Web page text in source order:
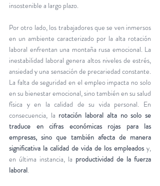
insostenible a largo plazo.
Por otro lado, los trabajadores que se ven inmersos
en un ambiente caracterizado por la alta rotación
laboral enfrentan una montaña rusa emocional. La
inestabilidad laboral genera altos niveles de estrés,
ansiedad y una sensación de precariedad constante.
La falta de seguridad en el empleo impacta no solo
en su bienestar emocional, sino también en su salud
física y en la calidad de su vida personal. En
consecuencia, la rotación laboral alta no solo se
traduce en cifras económicas rojas para las
empresas, sino que también afecta de manera
significativa la calidad de vida de los empleados y,
en última instancia, la productividad de la fuerza
laboral.